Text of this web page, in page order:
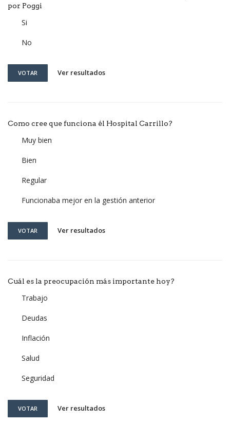
por Poggi
Si
No
VOTAR Ver resultados
Como cree que funciona él Hospital Carrillo?
Muy bien
Bien
Regular
Funcionaba mejor en la gestión anterior
VOTAR Ver resultados
Cuál es la preocupación más importante hoy?
Trabajo
Deudas
Inflación
Salud
Seguridad
VOTAR Ver resultados